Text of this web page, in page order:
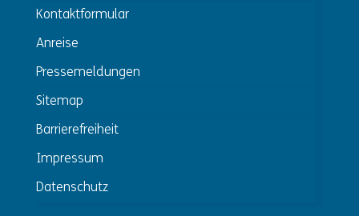
Kontaktformular
Anreise
Pressemeldungen
Sitemap
Barrierefreiheit
Impressum
Datenschutz